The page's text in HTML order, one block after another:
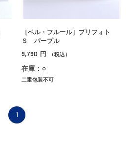
［ベル・フルール］プリフォト
Ｓ パープル
9,790 円 （税込）
在庫：○
二重包装不可
1